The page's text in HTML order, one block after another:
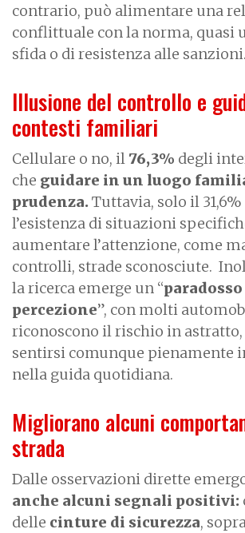
contrario, può alimentare una
conflittuale con la norma, quasi
sfida o di resistenza alle sanzioni.
Illusione del controllo e
contesti familiari
Cellulare o no, il 76,3% degli
che guidare in un luogo
prudenza. Tuttavia, solo il
l’esistenza di situazioni
aumentare l’attenzione, come
controlli, strade sconosciute.
la ricerca emerge un “
percezione”, con molti
riconoscono il rischio in
sentirsi comunque pienamente
nella guida quotidiana.
Migliorano alcuni
strada
Dalle osservazioni dirette
anche alcuni segnali positivi:
delle cinture di sicurezza,